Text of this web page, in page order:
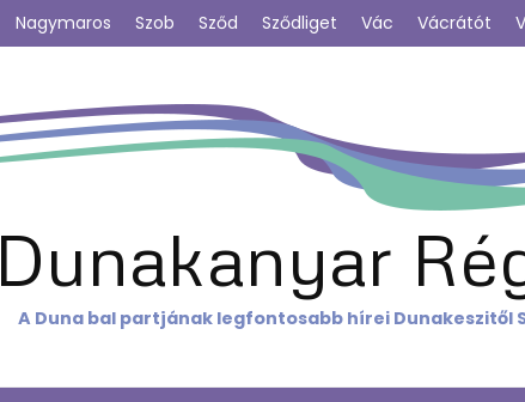
Nagymaros Szob Sződ Sződliget Vác Vácrátót
Dunakanyar
A Duna bal partjának legfontosabb hírei Dunakeszitől